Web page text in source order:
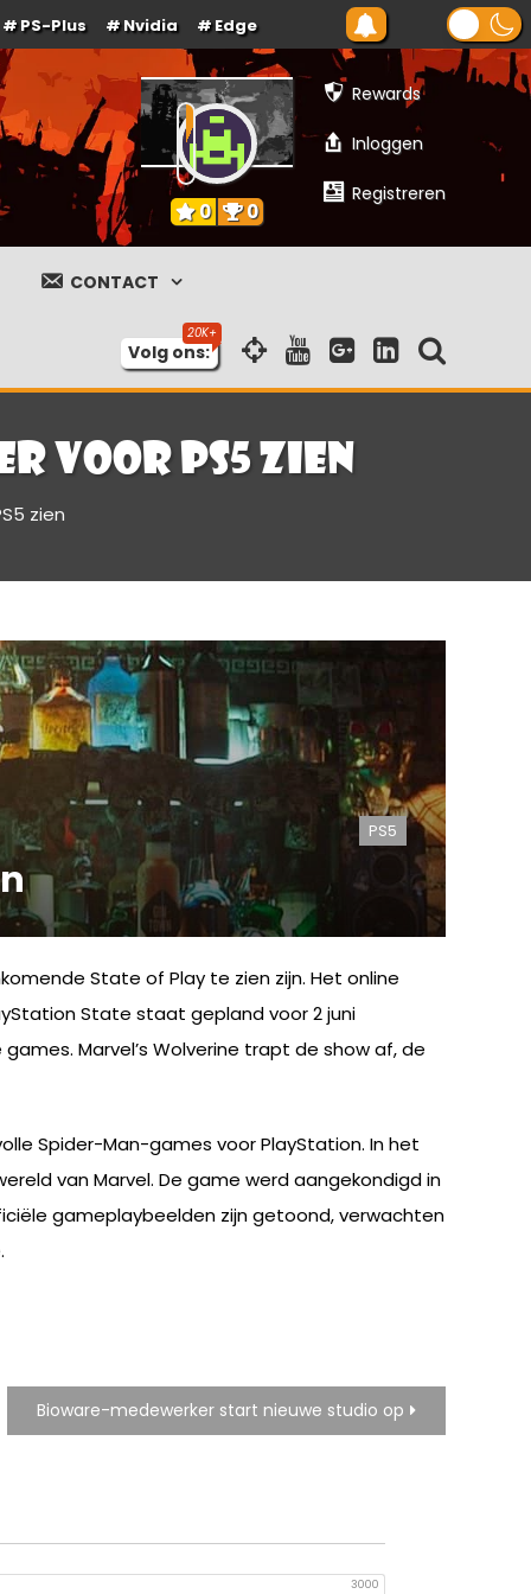
PS-Plus Nvidia Edge
Rewards
Inloggen
Registreren
0 0
CONTACT
Volg ons:
voor PS5 zien
zien
PS5
State of Play te zien zijn. Het online
State staat gepland voor 2 juni
Marvel’s Wolverine trapt de show af, de
Spider-Man-games voor PlayStation. In het
van Marvel. De game werd aangekondigd in
gameplaybeelden zijn getoond, verwachten
Bioware-medewerker start nieuwe studio op
3000